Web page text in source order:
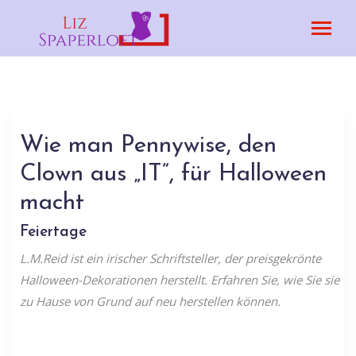
Wie man Pennywise, den
Clown aus „IT“, für Halloween
macht
Feiertage
L.M.Reid ist ein irischer Schriftsteller, der preisgekrönte
Halloween-Dekorationen herstellt. Erfahren Sie, wie Sie sie
zu Hause von Grund auf neu herstellen können.